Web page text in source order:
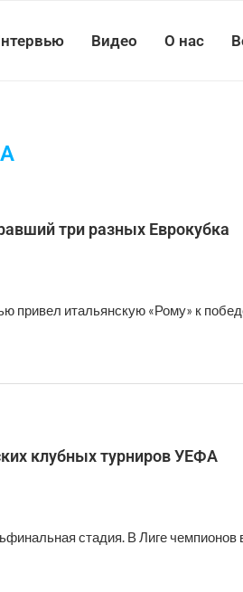
Видео О нас
три разных Еврокубка
привел итальянскую «Рому» к
клубных турниров УЕФА
стадия. В Лиге чемпионов